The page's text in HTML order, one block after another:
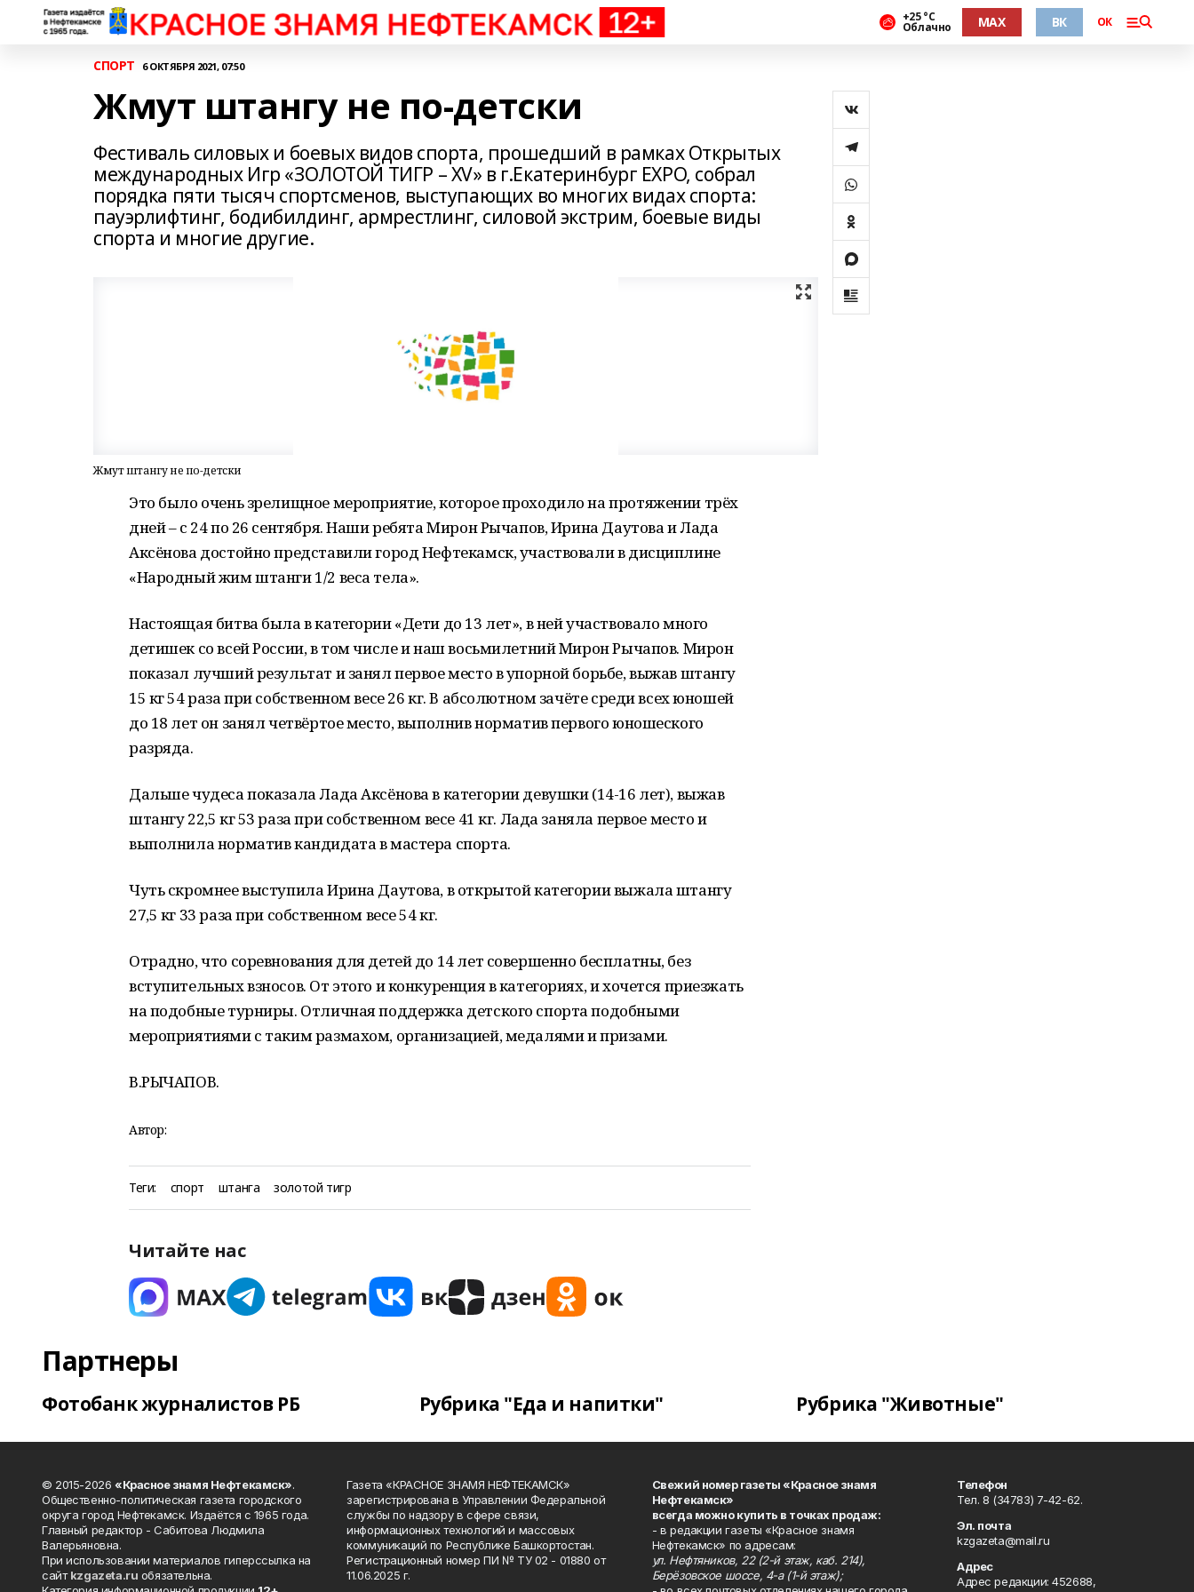
+25 °С
Облачно MAX ВК ОК
СПОРТ 6 ОКТЯБРЯ 2021, 07:50
Жмут штангу не по-детски
Фестиваль силовых и боевых видов спорта, прошедший в рамках Открытых
международных Игр «ЗОЛОТОЙ ТИГР – XV» в г.Екатеринбург EXPO, собрал
порядка пяти тысяч спортсменов, выступающих во многих видах спорта:
пауэрлифтинг, бодибилдинг, армрестлинг, силовой экстрим, боевые виды
спорта и многие другие.
Жмут штангу не по-детски
Это было очень зрелищное мероприятие, которое проходило на протяжении трёх
дней – с 24 по 26 сентября. Наши ребята Мирон Рычапов, Ирина Даутова и Лада
Аксёнова достойно представили город Нефтекамск, участвовали в дисциплине
«Народный жим штанги 1/2 веса тела».
Настоящая битва была в категории «Дети до 13 лет», в ней участвовало много
детишек со всей России, в том числе и наш восьмилетний Мирон Рычапов. Мирон
показал лучший результат и занял первое место в упорной борьбе, выжав штангу
15 кг 54 раза при собственном весе 26 кг. В абсолютном зачёте среди всех юношей
до 18 лет он занял четвёртое место, выполнив норматив первого юношеского
разряда.
Дальше чудеса показала Лада Аксёнова в категории девушки (14-16 лет), выжав
штангу 22,5 кг 53 раза при собственном весе 41 кг. Лада заняла первое место и
выполнила норматив кандидата в мастера спорта.
Чуть скромнее выступила Ирина Даутова, в открытой категории выжала штангу
27,5 кг 33 раза при собственном весе 54 кг.
Отрадно, что соревнования для детей до 14 лет совершенно бесплатны, без
вступительных взносов. От этого и конкуренция в категориях, и хочется приезжать
на подобные турниры. Отличная поддержка детского спорта подобными
мероприятиями с таким размахом, организацией, медалями и призами.
В.РЫЧАПОВ.
Автор:
Теги: спорт штанга золотой тигр
Читайте нас
Партнеры
Фотобанк журналистов РБ Рубрика "Еда и напитки" Рубрика "Животные"
© 2015-2026 «Красное знамя Нефтекамск».
Общественно-политическая газета городского
округа город Нефтекамск. Издаётся с 1965 года.
Главный редактор - Сабитова Людмила
Валерьяновна.
При использовании материалов гиперссылка на
сайтkzgazeta.ru обязательна.
Газета «КРАСНОЕ ЗНАМЯ НЕФТЕКАМСК»
зарегистрирована в Управлении Федеральной
службы по надзору в сфере связи,
информационных технологий и массовых
коммуникаций по Республике Башкортостан.
Регистрационный номер ПИ № ТУ 02 - 01880 от
11.06.2025 г.
Свежий номер газеты «Красное знамя
Нефтекамск»
всегда можно купить в точках продаж:
- в редакции газеты «Красное знамя
Нефтекамск» по адресам:
ул. Нефтяников, 22 (2-й этаж, каб. 214),
Берёзовское шоссе, 4-а (1-й этаж);
Телефон
Тел. 8 (34783) 7-42-62.
Эл. почта
kzgazeta@mail.ru
Адрес
Адрес редакции: 452688,